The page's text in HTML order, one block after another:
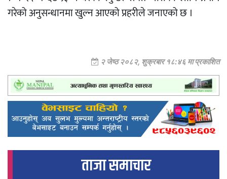
गरेको अनुसन्धानमा खुल्न आएको प्रहरीले जनाएको छ ।
२ जेष्ठ २०८२, शुक्रबार १८:४६ मा प्रकाशित
ताजा समाचार